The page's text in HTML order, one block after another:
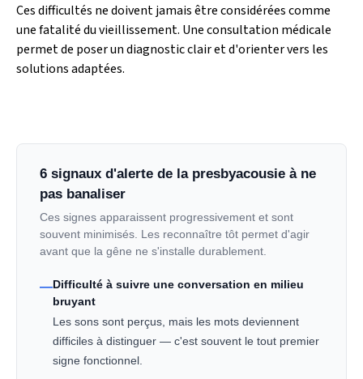
Ces difficultés ne doivent jamais être considérées comme
une fatalité du vieillissement. Une consultation médicale
permet de poser un diagnostic clair et d'orienter vers les
solutions adaptées.
6 signaux d'alerte de la presbyacousie à ne
pas banaliser
Ces signes apparaissent progressivement et sont
souvent minimisés. Les reconnaître tôt permet d'agir
avant que la gêne ne s'installe durablement.
—Difficulté à suivre une conversation en milieu
bruyant
Les sons sont perçus, mais les mots deviennent
difficiles à distinguer — c'est souvent le tout premier
signe fonctionnel.